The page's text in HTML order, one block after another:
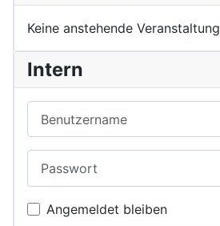
Keine anstehende Veranstaltung
Intern
Angemeldet bleiben